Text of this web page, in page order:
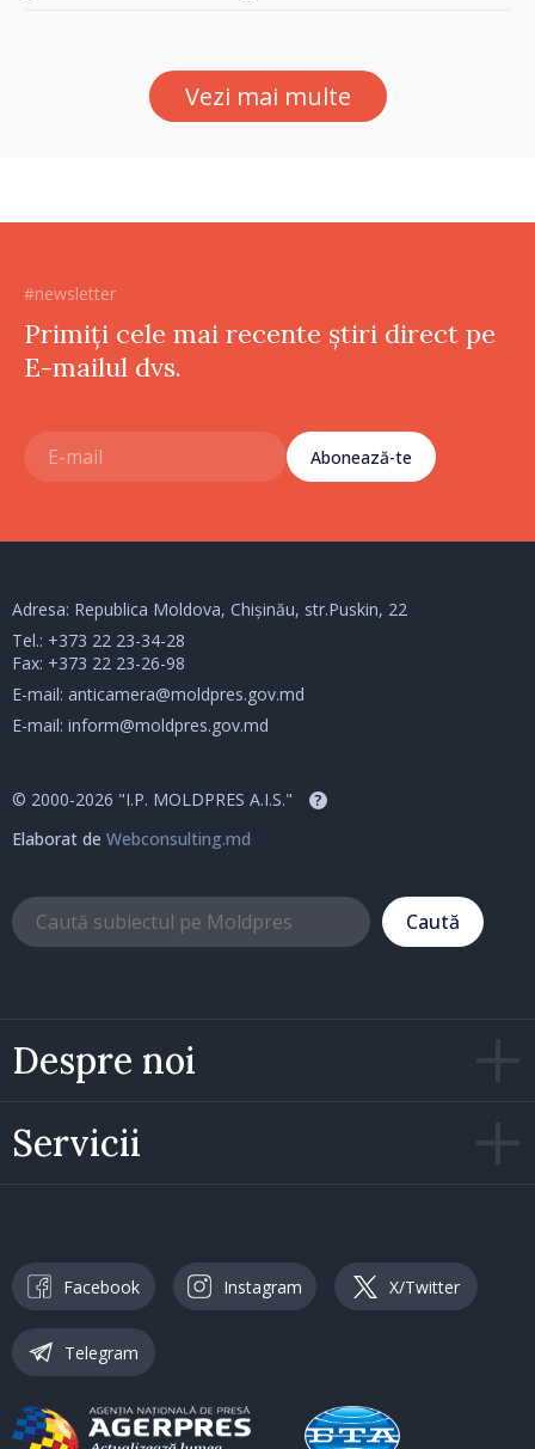
Vezi mai multe
#newsletter
Primiți cele mai recente știri direct pe
E-mailul dvs.
Abonează-te
Despre noi
Servicii
Adresa: Republica Moldova, Chișinău, str.Puskin, 22
Tel.: +373 22 23-34-28
Fax: +373 22 23-26-98
E-mail: anticamera@moldpres.gov.md
E-mail: inform@moldpres.gov.md
© 2000-2026 "I.P. MOLDPRES A.I.S." ?
Elaborat de Webconsulting.md
Caută
Facebook Instagram X/Twitter
Telegram